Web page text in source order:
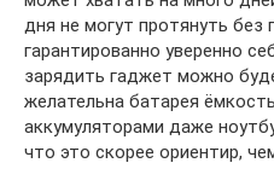
дня не могут протянуть без
гарантированно уверенно
зарядить гаджет можно
желательна батарея
аккумуляторами даже
что это скорее ориентир,